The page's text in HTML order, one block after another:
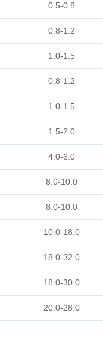
0.5-0.8
0.8-1.2
1.0-1.5
0.8-1.2
1.0-1.5
1.5-2.0
4.0-6.0
8.0-10.0
8.0-10.0
10.0-18.0
18.0-32.0
18.0-30.0
20.0-28.0